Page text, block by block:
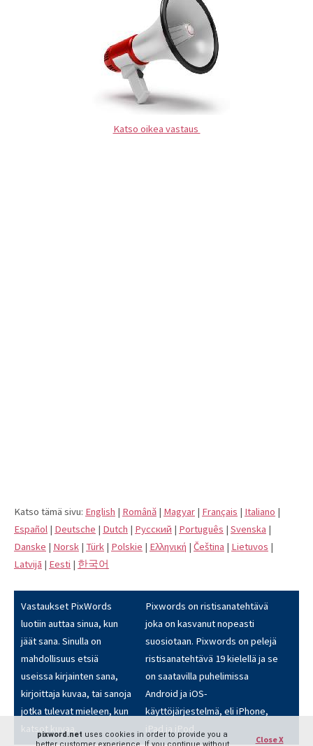
Katso oikea vastaus
Katso tämä sivu: English | Română | Magyar | Français | Italiano |
Español | Deutsche | Dutch | Pусский | Português | Svenska |
Danske | Norsk | Türk | Polskie | Eλληνική | Čeština | Lietuvos |
Latvijā | Eesti | 한국어
Vastaukset PixWords
luotiin auttaa sinua, kun
jäät sana. Sinulla on
mahdollisuus etsiä
useissa kirjainten sana,
kirjoittaja kuvaa, tai sanoja
jotka tulevat mieleen, kun
katsot kuvaa.
Pixwords on ristisanatehtävä
joka on kasvanut nopeasti
suosiotaan. Pixwords on pelejä
ristisanatehtävä 19 kielellä ja se
on saatavilla puhelimissa
Android ja iOS-
käyttöjärjestelmä, eli iPhone,
iPad ja iPod.
Close X
pixword.net uses cookies in order to provide you a